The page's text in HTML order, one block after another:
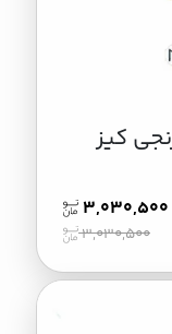
اینچ برنجی کیز
3,030,500
3,030,500